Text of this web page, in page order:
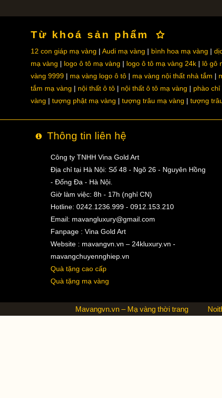
Từ khoá sản phẩm
12 con giáp mạ vàng Audi mạ vàng bình hoa mạ vàng
mạ vàng
logo ô tô mạ vàng logo ô tô mạ vàng 24k
lô gô
vàng 9999
mạ vàng logo ô tô mạ vàng nội thất nhà tắm
tắm mạ vàng
nội thất ô tô nội thất ô tô mạ vàng
phào chỉ
vàng
tượng phật mạ vàng tượng trâu mạ vàng tượng
Thông tin liên hệ
Công ty TNHH Vina Gold Art
Địa chỉ tại Hà Nội: Số 48 - Ngõ 26 - Nguyên Hồng
- Đống Đa - Hà Nội.
Giờ làm việc: 8h - 17h (nghỉ CN)
Hotline: 0242.1236.999 - 0912.153.210
Email: mavangluxury@gmail.com
Fanpage : Vina Gold Art
Website : mavangvn.vn – 24kluxury.vn -
mavangchuyennghiep.vn
Quà tặng cao cấp
Quà tặng mạ vàng
Mavangvn.vn – Mạ vàng thời trang